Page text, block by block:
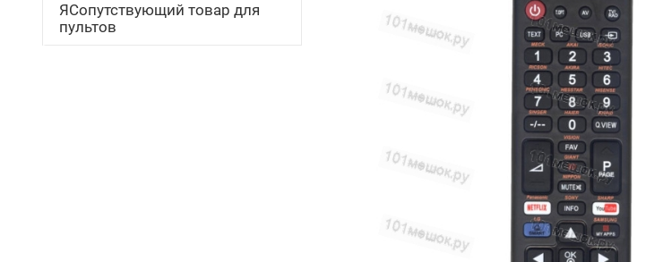
ЯСопутствующий товар для
пультов